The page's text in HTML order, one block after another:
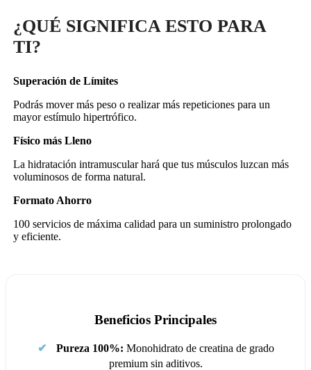
¿QUÉ SIGNIFICA ESTO PARA
TI?
Superación de Límites
Podrás mover más peso o realizar más repeticiones para un
mayor estímulo hipertrófico.
Físico más Lleno
La hidratación intramuscular hará que tus músculos luzcan más
voluminosos de forma natural.
Formato Ahorro
100 servicios de máxima calidad para un suministro prolongado
y eficiente.
Beneficios Principales
✔ Pureza 100%: Monohidrato de creatina de grado
premium sin aditivos.